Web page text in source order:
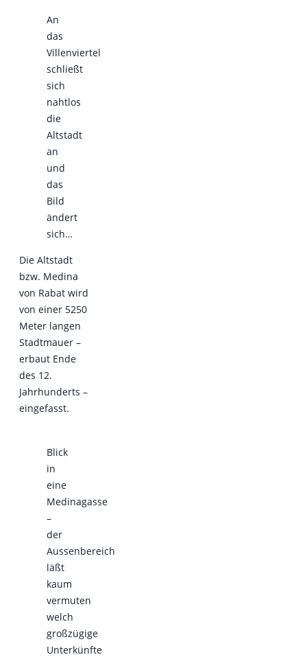
An
das
Villenviertel
schließt
sich
nahtlos
die
Altstadt
an
und
das
Bild
ändert
sich…
Die Altstadt
bzw. Medina
von Rabat wird
von einer 5250
Meter langen
Stadtmauer –
erbaut Ende
des 12.
Jahrhunderts –
eingefasst.
Blick
in
eine
Medinagasse
–
der
Aussenbereich
läßt
kaum
vermuten
welch
großzügige
Unterkünfte